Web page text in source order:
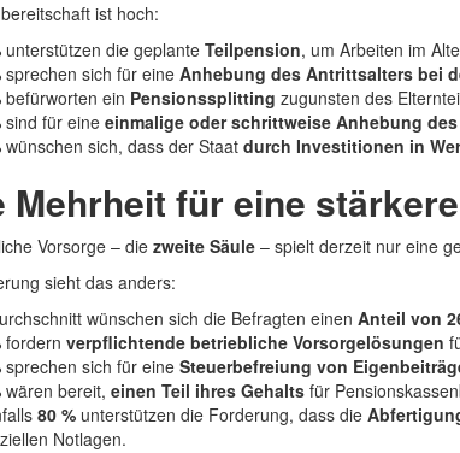
ist hoch:
unterstützen die geplante Teilpension, um Arbeiten im
sprechen sich für eine Anhebung des Antrittsalters bei
befürworten ein Pensionssplitting zugunsten des
sind für eine einmalige oder schrittweise Anhebung
wünschen sich, dass der Staat durch Investitionen in
Mehrheit für eine
Vorsorge – diezweite Säule – spielt derzeit nur eine
sieht das anders:
wünschen sich die Befragten einen Anteil von
fordern verpflichtende betriebliche Vorsorgelösungen
sprechen sich für eine Steuerbefreiung von
wären bereit, einen Teil ihres Gehalts für
80 % unterstützen die Forderung, dass die
Notlagen.